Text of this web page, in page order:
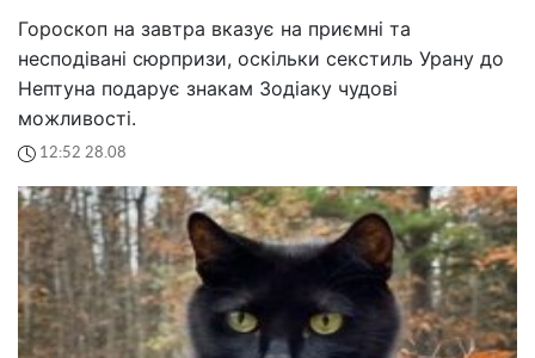
Гороскоп на завтра вказує на приємні та
несподівані сюрпризи, оскільки секстиль Урану до
Нептуна подарує знакам Зодіаку чудові
можливості.
12:52 28.08